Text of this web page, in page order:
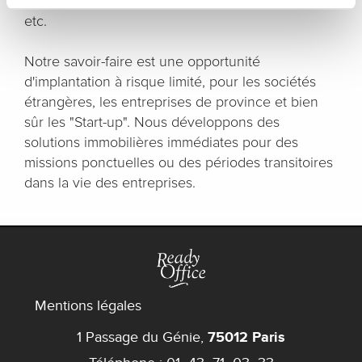
etc.
Notre savoir-faire est une opportunité
d'implantation à risque limité, pour les sociétés
étrangères, les entreprises de province et bien
sûr les "Start-up". Nous développons des
solutions immobilières immédiates pour des
missions ponctuelles ou des périodes transitoires
dans la vie des entreprises.
Mentions légales
1 Passage du Génie, 75012 Paris